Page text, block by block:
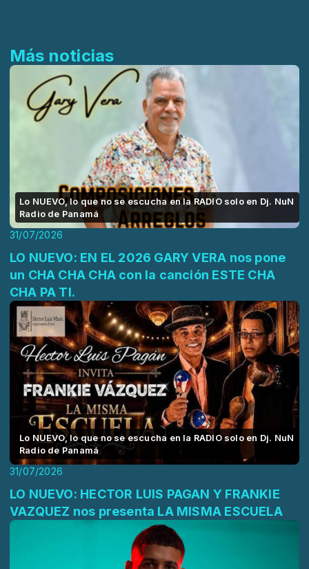
Más noticias
Lo NUEVO, lo que no se escucha en la RADIO solo en Dj. NuN
Radio de Panamá
31/07/2026
LO NUEVO: EN EL 2026 GARY VERA nos pone
un CHA CHA CHA con la canción ESTE CHA
CHA PA TI.
Lo NUEVO, lo que no se escucha en la RADIO solo en Dj. NuN
Radio de Panamá
31/07/2026
LO NUEVO: HECTOR LUIS PAGAN Y FRANKIE
VAZQUEZ nos presenta LA MISMA ESCUELA